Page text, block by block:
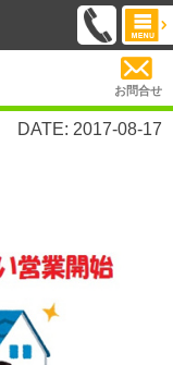
お問合せ
DATE: 2017-08-17